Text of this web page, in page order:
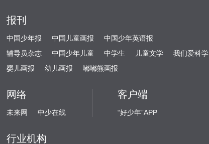
报刊
中国少年报 中国儿童画报
中国少年英语报
辅导员杂志
中国少年儿童 中学生 儿童文学 我们爱科学
婴儿画报
幼儿画报 嘟嘟熊画报
网络
未来网 中少在线
客户端
“好少年”APP
行业机构